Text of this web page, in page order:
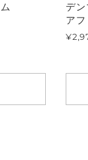
デ
ア